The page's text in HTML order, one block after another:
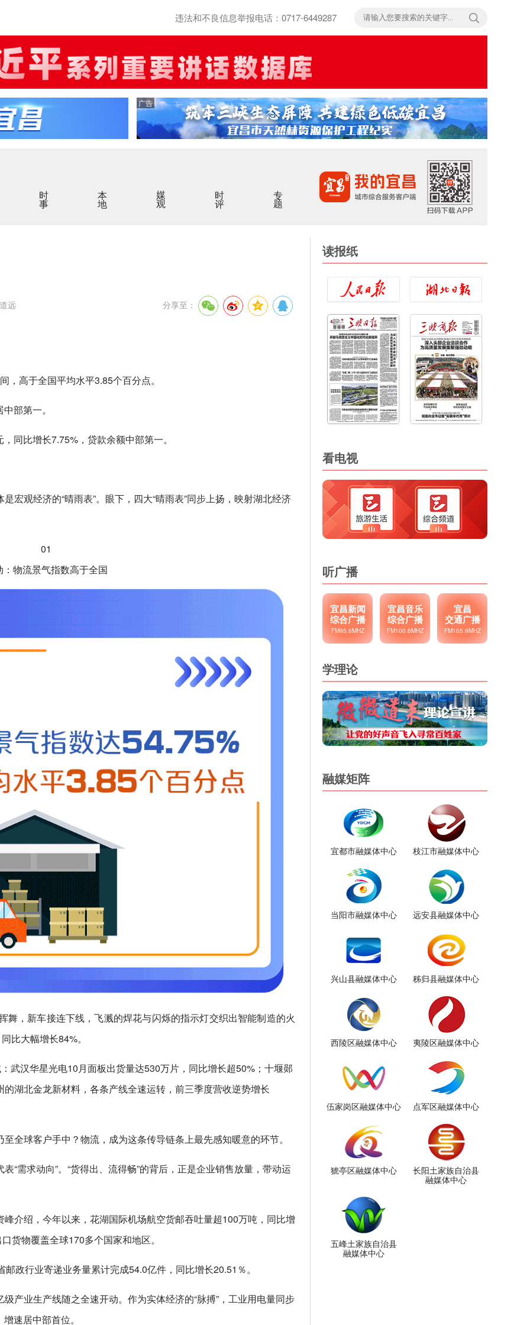
违法和不良信息举报电话：0717-6449287
广告
时事 本地 媒观 时评 专题
远 分享至：
高于全国平均水平3.85个百分点。
部第一。
同比增长7.75%，贷款余额中部第一。
宏观经济的“晴雨表”。眼下，四大“晴雨表”同步上扬，映射湖北经济
01
：物流景气指数高于全国
舞，新车接连下线，飞溅的焊花与闪烁的指示灯交织出智能制造的火
比大幅增长84%。
武汉华星光电10月面板出货量达530万片，同比增长超50%；十堰郧
湖北金龙新材料，各条产线全速运转，前三季度营收逆势增长
全球客户手中？物流，成为这条传导链条上最先感知暖意的环节。
“需求动向”。“货得出、流得畅”的背后，正是企业销售放量，带动运
介绍，今年以来，花湖国际机场航空货邮吞吐量超100万吨，同比增
货物覆盖全球170多个国家和地区。
政行业寄递业务量累计完成54.0亿件，同比增长20.51％。
产业生产线随之全速开动。作为实体经济的“脉搏”，工业用电量同步
速居中部首位。
读报纸
看电视
听广播
宜昌新闻
综合广播
FM95.6MHZ
宜昌音乐
综合广播
FM100.6MHZ
宜昌
交通广播
FM105.9MHZ
学理论
融媒矩阵
宜都市融媒体中心 枝江市融媒体中心
当阳市融媒体中心 远安县融媒体中心
兴山县融媒体中心 秭归县融媒体中心
西陵区融媒体中心 夷陵区融媒体中心
伍家岗区融媒体中心 点军区融媒体中心
猇亭区融媒体中心
长阳土家族自治县
融媒体中心
五峰土家族自治县
融媒体中心